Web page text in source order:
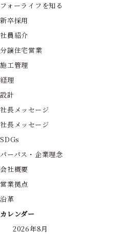
フォーライフを知る
新卒採用
社員紹介
分譲住宅営業
施工管理
経理
設計
社長メッセージ
社長メッセージ
SDGs
パーパス・企業理念
会社概要
営業拠点
沿革
カレンダー
2026年8月